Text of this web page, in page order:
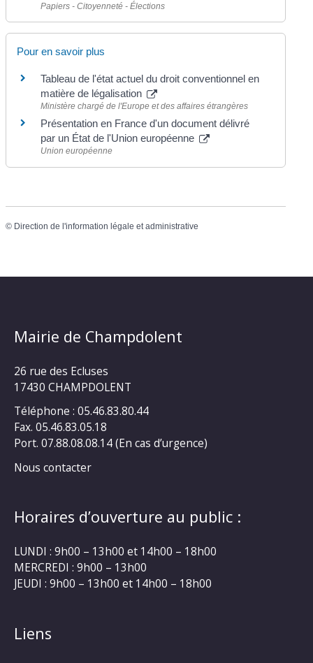
Papiers - Citoyenneté - Élections
Pour en savoir plus
Tableau de l'état actuel du droit conventionnel en
matière de légalisation
Ministère chargé de l'Europe et des affaires étrangères
Présentation en France d'un document délivré
par un État de l'Union européenne
Union européenne
© Direction de l'information légale et administrative
Mairie de Champdolent
26 rue des Ecluses
17430 CHAMPDOLENT
Téléphone : 05.46.83.80.44
Fax. 05.46.83.05.18
Port. 07.88.08.08.14 (En cas d’urgence)
Nous contacter
Horaires d’ouverture au public :
LUNDI : 9h00 – 13h00 et 14h00 – 18h00
MERCREDI : 9h00 – 13h00
JEUDI : 9h00 – 13h00 et 14h00 – 18h00
Liens